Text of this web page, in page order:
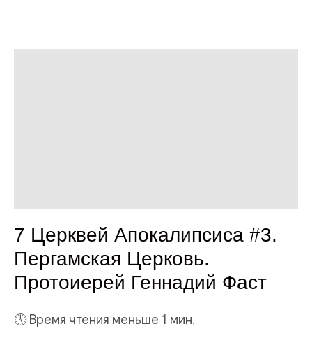
7 Церквей Апокалипсиса #3.
Пергамская Церковь.
Протоиерей Геннадий Фаст
🕔 Время чтения меньше 1 мин.